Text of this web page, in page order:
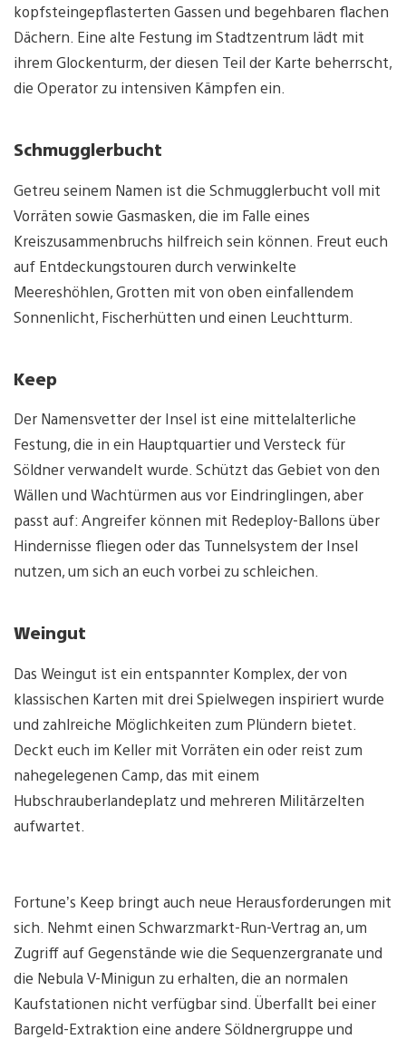
kopfsteingepflasterten Gassen und begehbaren flachen
Dächern. Eine alte Festung im Stadtzentrum lädt mit
ihrem Glockenturm, der diesen Teil der Karte beherrscht,
die Operator zu intensiven Kämpfen ein.
Schmugglerbucht
Getreu seinem Namen ist die Schmugglerbucht voll mit
Vorräten sowie Gasmasken, die im Falle eines
Kreiszusammenbruchs hilfreich sein können. Freut euch
auf Entdeckungstouren durch verwinkelte
Meereshöhlen, Grotten mit von oben einfallendem
Sonnenlicht, Fischerhütten und einen Leuchtturm.
Keep
Der Namensvetter der Insel ist eine mittelalterliche
Festung, die in ein Hauptquartier und Versteck für
Söldner verwandelt wurde. Schützt das Gebiet von den
Wällen und Wachtürmen aus vor Eindringlingen, aber
passt auf: Angreifer können mit Redeploy-Ballons über
Hindernisse fliegen oder das Tunnelsystem der Insel
nutzen, um sich an euch vorbei zu schleichen.
Weingut
Das Weingut ist ein entspannter Komplex, der von
klassischen Karten mit drei Spielwegen inspiriert wurde
und zahlreiche Möglichkeiten zum Plündern bietet.
Deckt euch im Keller mit Vorräten ein oder reist zum
nahegelegenen Camp, das mit einem
Hubschrauberlandeplatz und mehreren Militärzelten
aufwartet.
Fortune’s Keep bringt auch neue Herausforderungen mit
sich. Nehmt einen Schwarzmarkt-Run-Vertrag an, um
Zugriff auf Gegenstände wie die Sequenzergranate und
die Nebula V-Minigun zu erhalten, die an normalen
Kaufstationen nicht verfügbar sind. Überfallt bei einer
Bargeld-Extraktion eine andere Söldnergruppe und